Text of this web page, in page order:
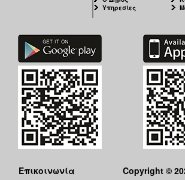
Υπηρεσίες
Επικοινωνία
Copyright ©